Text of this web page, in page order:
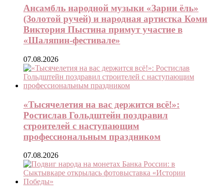
Ансамбль народной музыки «Зарни ёль»
(Золотой ручей) и народная артистка Коми
Виктория Пыстина примут участие в
«Шаляпин-фестивале»
07.08.2026
«Тысячелетия на вас держится всё!»:
Ростислав Гольдштейн поздравил
строителей с наступающим
профессиональным праздником
07.08.2026